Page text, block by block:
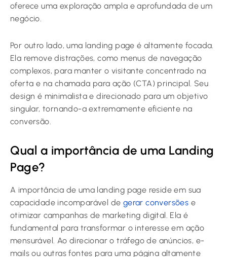
oferece uma exploração ampla e aprofundada de um
negócio.
Por outro lado, uma landing page é altamente focada.
Ela remove distrações, como menus de navegação
complexos, para manter o visitante concentrado na
oferta e na chamada para ação (CTA) principal. Seu
design é minimalista e direcionado para um objetivo
singular, tornando-a extremamente eficiente na
conversão.
Qual a importância de uma Landing
Page?
A importância de uma landing page reside em sua
capacidade incomparável de gerar conversões e
otimizar campanhas de marketing digital. Ela é
fundamental para transformar o interesse em ação
mensurável. Ao direcionar o tráfego de anúncios, e-
mails ou outras fontes para uma página altamente